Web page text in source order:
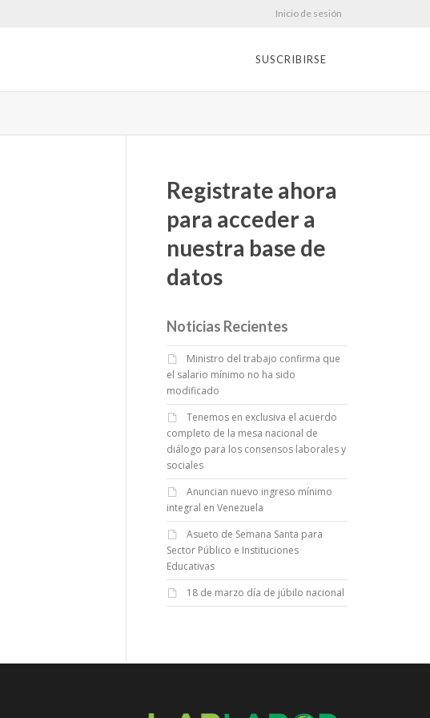
Inicio de sesión
SUSCRIBIRSE
Registrate ahora
para acceder a
nuestra base de
datos
Noticias Recientes
Ministro del trabajo confirma que
el salario mínimo no ha sido
modificado
Tenemos en exclusiva el acuerdo
completo de la mesa nacional de
diálogo para los consensos laborales y
sociales
Anuncian nuevo ingreso mínimo
integral en Venezuela
Asueto de Semana Santa para
Sector Público e Instituciones
Educativas
18 de marzo día de júbilo nacional